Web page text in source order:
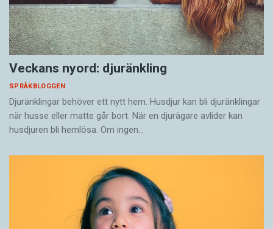
Veckans nyord: djuränkling
SPRÅKBLOGGEN
Djuränklingar behöver ett nytt hem. Husdjur kan bli djuränklingar
när husse eller matte går bort. När en djurägare avlider kan
husdjuren bli hemlösa. Om ingen…